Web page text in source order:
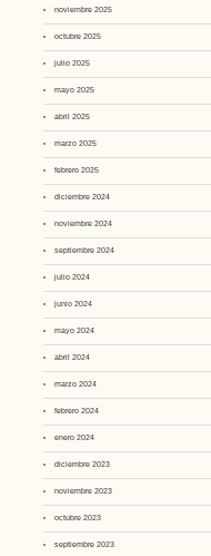
noviembre 2025
octubre 2025
julio 2025
mayo 2025
abril 2025
marzo 2025
febrero 2025
diciembre 2024
noviembre 2024
septiembre 2024
julio 2024
junio 2024
mayo 2024
abril 2024
marzo 2024
febrero 2024
enero 2024
diciembre 2023
noviembre 2023
octubre 2023
septiembre 2023